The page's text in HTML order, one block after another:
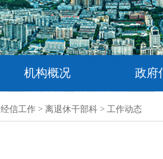
机构概况 政府
经信工作 > 离退休干部科 > 工作动态